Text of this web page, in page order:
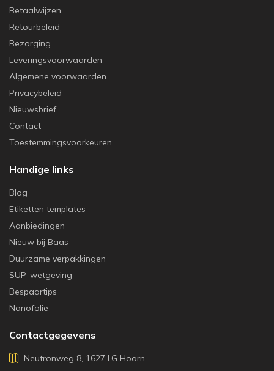
Betaalwijzen
Retourbeleid
Bezorging
Leveringsvoorwaarden
Algemene voorwaarden
Privacybeleid
Nieuwsbrief
Contact
Toestemmingsvoorkeuren
Handige links
Blog
Etiketten templates
Aanbiedingen
Nieuw bij Baas
Duurzame verpakkingen
SUP-wetgeving
Bespaartips
Nanofolie
Contactgegevens
Neutronweg 8, 1627 LG Hoorn